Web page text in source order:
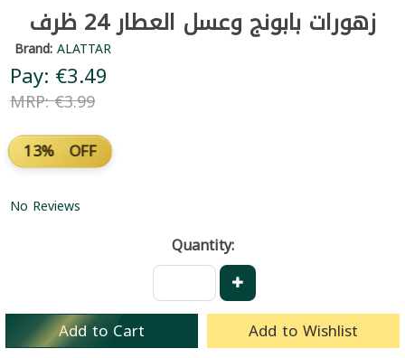
زهورات بابونج وعسل العطار 24 ظرف
Brand:ALATTAR
Pay: €3.49
MRP: €3.99
13% OFF
No Reviews
Quantity:
Add to Cart Add to Wishlist